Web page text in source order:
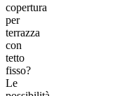
copertura
per
terrazza
con
tetto
fisso?
Le